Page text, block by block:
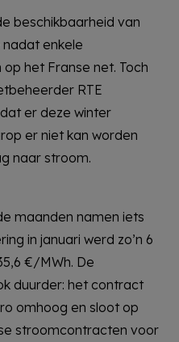
beschikbaarheid van
nadat enkele
het Franse net. Toch
RTE
er deze winter
er niet kan worden
naar stroom.
maanden namen iets
in januari werd zo’n 6
€/MWh. De
duurder: het contract
omhoog en sloot op
stroomcontracten voor